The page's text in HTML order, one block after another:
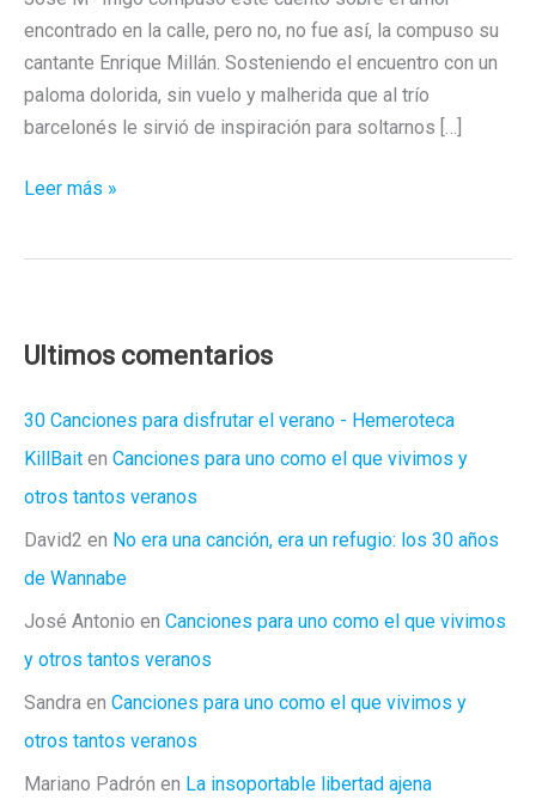
encontrado en la calle, pero no, no fue así, la compuso su
cantante Enrique Millán. Sosteniendo el encuentro con un
paloma dolorida, sin vuelo y malherida que al trío
barcelonés le sirvió de inspiración para soltarnos […]
“En
/
–
«Charly»
Leer más »
Ultimos comentarios
30 Canciones para disfrutar el verano - Hemeroteca
KillBait en Canciones para uno como el que vivimos y
otros tantos veranos
David2 en No era una canción, era un refugio: los 30 años
de Wannabe
José Antonio en Canciones para uno como el que vivimos
y otros tantos veranos
Sandra en Canciones para uno como el que vivimos y
otros tantos veranos
Mariano Padrón en La insoportable libertad ajena